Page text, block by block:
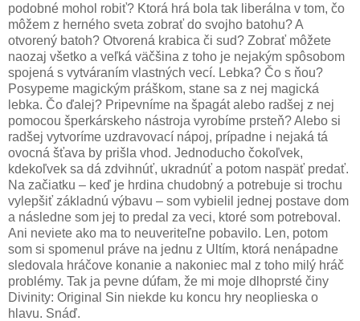
podobné mohol robiť? Ktorá hrá bola tak liberálna v tom, čo
môžem z herného sveta zobrať do svojho batohu? A
otvorený batoh? Otvorená krabica či sud? Zobrať môžete
naozaj všetko a veľká väčšina z toho je nejakým spôsobom
spojená s vytváraním vlastných vecí. Lebka? Čo s ňou?
Posypeme magickým práškom, stane sa z nej magická
lebka. Čo ďalej? Pripevníme na špagát alebo radšej z nej
pomocou šperkárskeho nástroja vyrobíme prsteň? Alebo si
radšej vytvoríme uzdravovací nápoj, prípadne i nejaká tá
ovocná šťava by prišla vhod. Jednoducho čokoľvek,
kdekoľvek sa dá zdvihnúť, ukradnúť a potom naspäť predať.
Na začiatku – keď je hrdina chudobný a potrebuje si trochu
vylepšiť základnú výbavu – som vybielil jednej postave dom
a následne som jej to predal za veci, ktoré som potreboval.
Ani neviete ako ma to neuveriteľne pobavilo. Len, potom
som si spomenul práve na jednu z Ultím, ktorá nenápadne
sledovala hráčove konanie a nakoniec mal z toho milý hráč
problémy. Tak ja pevne dúfam, že mi moje dlhoprsté činy
Divinity: Original Sin niekde ku koncu hry neoplieska o
hlavu. Snáď.